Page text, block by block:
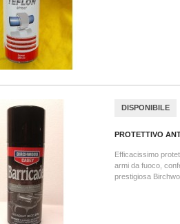
DISPONIBILE
PROTETTIVO
Efficacissimo
armi da fuoco,
prestigiosa